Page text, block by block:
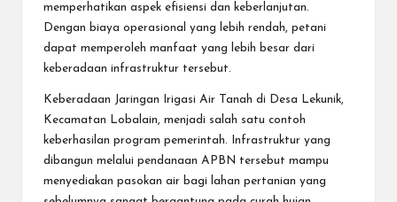
memperhatikan aspek efisiensi dan keberlanjutan.
Dengan biaya operasional yang lebih rendah, petani
dapat memperoleh manfaat yang lebih besar dari
keberadaan infrastruktur tersebut.
Keberadaan Jaringan Irigasi Air Tanah di Desa Lekunik,
Kecamatan Lobalain, menjadi salah satu contoh
keberhasilan program pemerintah. Infrastruktur yang
dibangun melalui pendanaan APBN tersebut mampu
menyediakan pasokan air bagi lahan pertanian yang